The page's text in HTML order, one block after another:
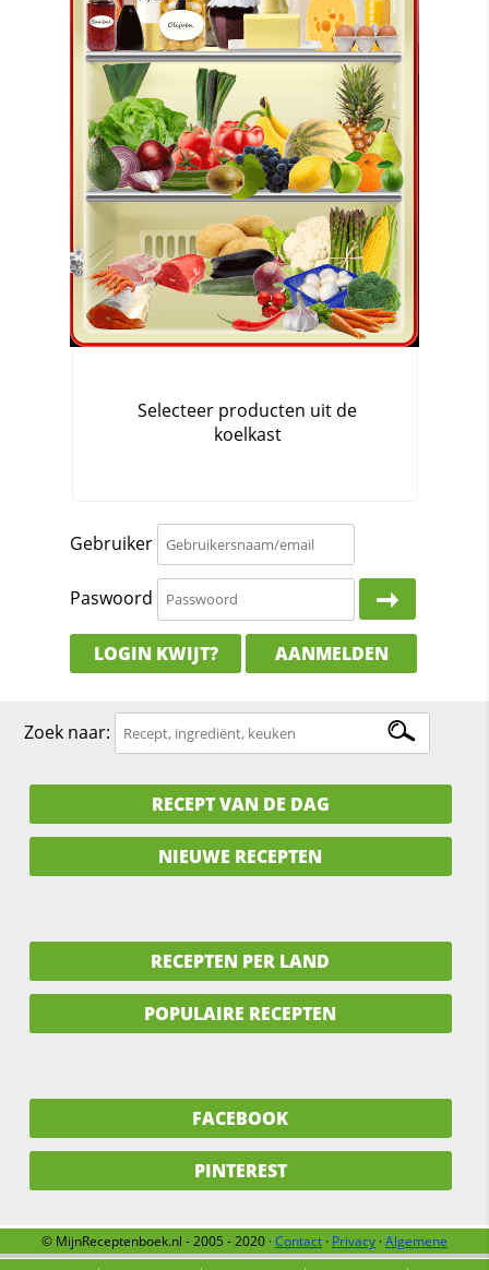
Gebruiker
Paswoord
LOGIN KWIJT? AANMELDEN
Zoek naar:
RECEPT VAN DE DAG
NIEUWE RECEPTEN
RECEPTEN PER LAND
POPULAIRE RECEPTEN
FACEBOOK
PINTEREST
© MijnReceptenboek.nl - 2005 - 2020 ·Contact · Privacy ·Algemene